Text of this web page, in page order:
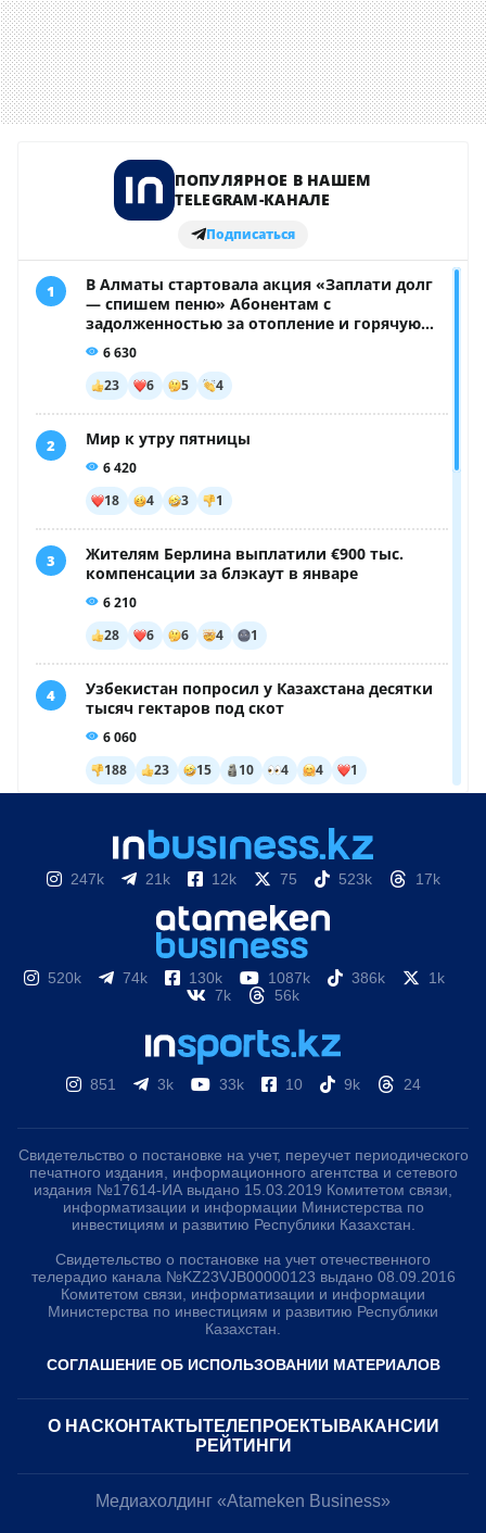
247k 21k 12k 75 523k 17k
520k 74k 130k 1087k 386k
1k
7k
56k
851 3k 33k 10 9k 24
Свидетельство о постановке на учет, переучет периодического
печатного издания, информационного агентства и сетевого
издания №17614-ИА выдано 15.03.2019 Комитетом связи,
информатизации и информации Министерства по
инвестициям и развитию Республики Казахстан.
Свидетельство о постановке на учет отечественного
телерадио канала №KZ23VJB00000123 выдано 08.09.2016
Комитетом связи, информатизации и информации
Министерства по инвестициям и развитию Республики
Казахстан.
СОГЛАШЕНИЕ ОБ ИСПОЛЬЗОВАНИИ МАТЕРИАЛОВ
О НАС КОНТАКТЫ ТЕЛЕПРОЕКТЫ ВАКАНСИИ
РЕЙТИНГИ
Медиахолдинг «Atameken Business»